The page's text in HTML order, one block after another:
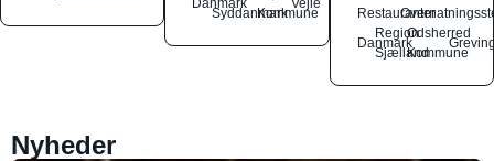
SyddanmarkKommune
Restauranter
Danmark
Region
Sjælland
Odsherred
Kommune
Nyheder